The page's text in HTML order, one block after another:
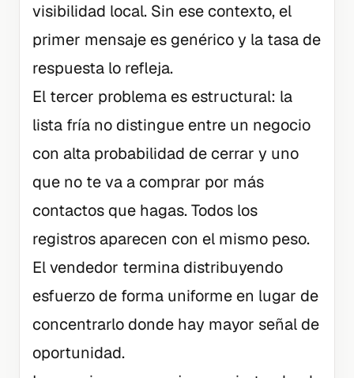
visibilidad local. Sin ese contexto, el
primer mensaje es genérico y la tasa de
respuesta lo refleja.
El tercer problema es estructural: la
lista fría no distingue entre un negocio
con alta probabilidad de cerrar y uno
que no te va a comprar por más
contactos que hagas. Todos los
registros aparecen con el mismo peso.
El vendedor termina distribuyendo
esfuerzo de forma uniforme en lugar de
concentrarlo donde hay mayor señal de
oportunidad.